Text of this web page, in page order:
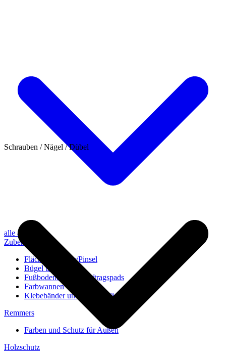
alle anzeigen
Zubehör
Flächenstreicher/Pinsel
Bügel und Rollen
Fußbodenbürsten/Auftragspads
Farbwannen
Klebebänder und Abdeckvlies
Remmers
Farben und Schutz für Außen
Holzschutz
Schrauben / Nägel / Dübel